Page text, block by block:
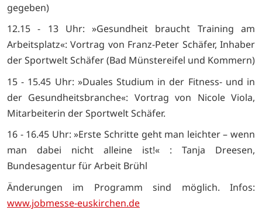
gegeben)
12.15 - 13 Uhr: »Gesundheit braucht Training am
Arbeitsplatz«: Vortrag von Franz-Peter Schäfer, Inhaber
der Sportwelt Schäfer (Bad Münstereifel und Kommern)
15 - 15.45 Uhr: »Duales Studium in der Fitness- und in
der Gesundheitsbranche«: Vortrag von Nicole Viola,
Mitarbeiterin der Sportwelt Schäfer.
16 - 16.45 Uhr: »Erste Schritte geht man leichter – wenn
man dabei nicht alleine ist!« : Tanja Dreesen,
Bundesagentur für Arbeit Brühl
Änderungen im Programm sind möglich. Infos:
www.jobmesse-euskirchen.de